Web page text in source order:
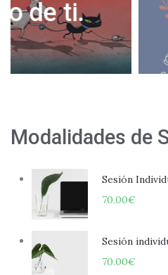
Modalidades de
Sesión
70.00€
Sesión
70.00€